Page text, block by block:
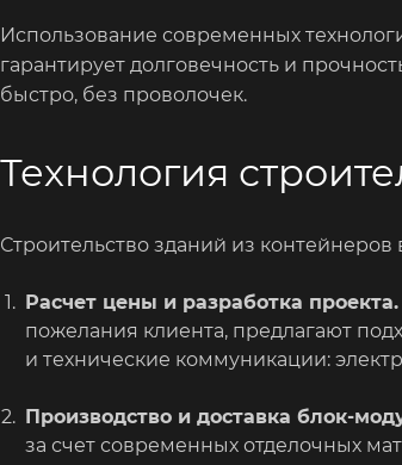
Использование современных
гарантирует долговечность и
быстро, без проволочек.
Технология
Строительство зданий из
Расчет цены и разработка проекта.
пожелания клиента, предлагают
и технические коммуникации:
Производство и доставка блок-
за счет современных отделочных